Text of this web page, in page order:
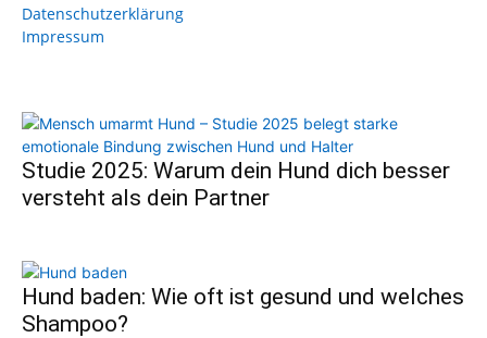
Datenschutzerklärung
Impressum
Studie 2025: Warum dein Hund dich besser
versteht als dein Partner
Hund baden: Wie oft ist gesund und welches
Shampoo?